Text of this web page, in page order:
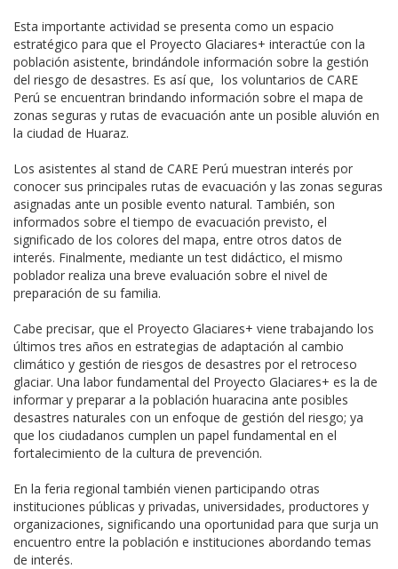
Esta importante actividad se presenta como un espacio
estratégico para que el Proyecto Glaciares+ interactúe con la
población asistente, brindándole información sobre la gestión
del riesgo de desastres. Es así que, los voluntarios de CARE
Perú se encuentran brindando información sobre el mapa de
zonas seguras y rutas de evacuación ante un posible aluvión en
la ciudad de Huaraz.
Los asistentes al stand de CARE Perú muestran interés por
conocer sus principales rutas de evacuación y las zonas seguras
asignadas ante un posible evento natural. También, son
informados sobre el tiempo de evacuación previsto, el
significado de los colores del mapa, entre otros datos de
interés. Finalmente, mediante un test didáctico, el mismo
poblador realiza una breve evaluación sobre el nivel de
preparación de su familia.
Cabe precisar, que el Proyecto Glaciares+ viene trabajando los
últimos tres años en estrategias de adaptación al cambio
climático y gestión de riesgos de desastres por el retroceso
glaciar. Una labor fundamental del Proyecto Glaciares+ es la de
informar y preparar a la población huaracina ante posibles
desastres naturales con un enfoque de gestión del riesgo; ya
que los ciudadanos cumplen un papel fundamental en el
fortalecimiento de la cultura de prevención.
En la feria regional también vienen participando otras
instituciones públicas y privadas, universidades, productores y
organizaciones, significando una oportunidad para que surja un
encuentro entre la población e instituciones abordando temas
de interés.